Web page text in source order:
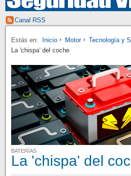
Canal RSS
Estás en: Inicio Motor Tecnología y
La 'chispa' del coche
BATERÍAS
La 'chispa' del